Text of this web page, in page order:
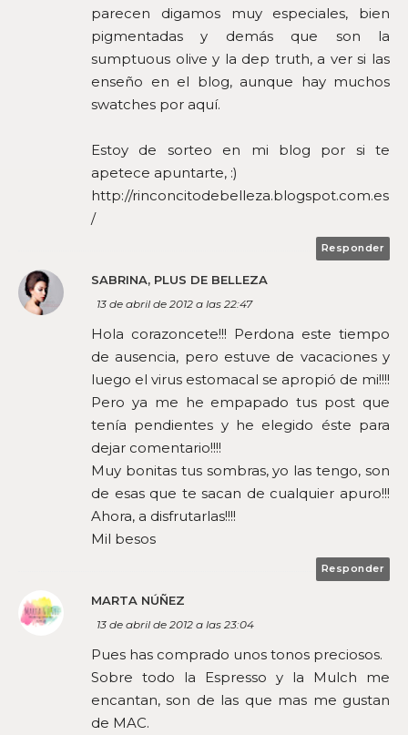
parecen digamos muy especiales, bien
pigmentadas y demás que son la
sumptuous olive y la dep truth, a ver si las
enseño en el blog, aunque hay muchos
swatches por aquí.
Estoy de sorteo en mi blog por si te
apetece apuntarte, :)
http://rinconcitodebelleza.blogspot.com.es
/
Responder
SABRINA, PLUS DE BELLEZA
13 de abril de 2012 a las 22:47
Hola corazoncete!!! Perdona este tiempo
de ausencia, pero estuve de vacaciones y
luego el virus estomacal se apropió de mi!!!!
Pero ya me he empapado tus post que
tenía pendientes y he elegido éste para
dejar comentario!!!!
Muy bonitas tus sombras, yo las tengo, son
de esas que te sacan de cualquier apuro!!!
Ahora, a disfrutarlas!!!!
Mil besos
Responder
MARTA NÚÑEZ
13 de abril de 2012 a las 23:04
Pues has comprado unos tonos preciosos.
Sobre todo la Espresso y la Mulch me
encantan, son de las que mas me gustan
de MAC.